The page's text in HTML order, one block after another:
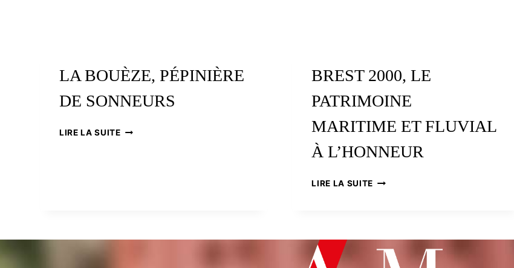
LA BOUÈZE, PÉPINIÈRE
DE SONNEURS
LIRE LA SUITELA
BREST 2000, LE
PATRIMOINE
MARITIME ET FLUVIAL
À L’HONNEUR
LIRE LA SUITE BREST
FLUVIAL